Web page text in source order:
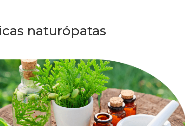
naturópatas